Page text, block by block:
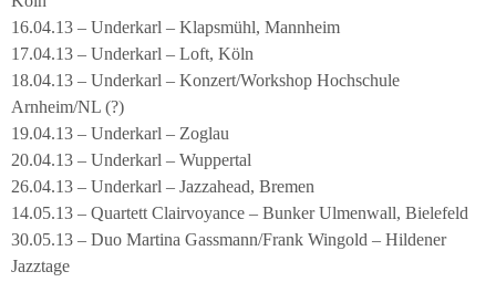
16.04.13 – Underkarl – Klapsmühl, Mannheim
17.04.13 – Underkarl – Loft, Köln
18.04.13 – Underkarl – Konzert/Workshop Hochschule
Arnheim/NL (?)
19.04.13 – Underkarl – Zoglau
20.04.13 – Underkarl – Wuppertal
26.04.13 – Underkarl – Jazzahead, Bremen
14.05.13 – Quartett Clairvoyance – Bunker Ulmenwall, Bielefeld
30.05.13 – Duo Martina Gassmann/Frank Wingold – Hildener
Jazztage